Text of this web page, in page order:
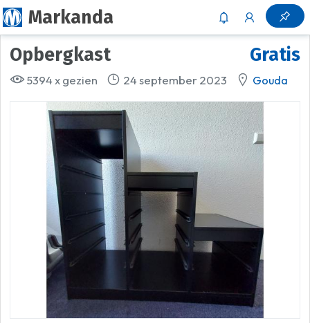
Markanda
Gratis
Opbergkast
5394 x gezien 24 september 2023 Gouda